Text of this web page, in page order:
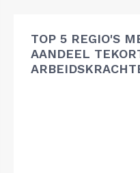
TOP 5 REGIO'S
AANDEEL